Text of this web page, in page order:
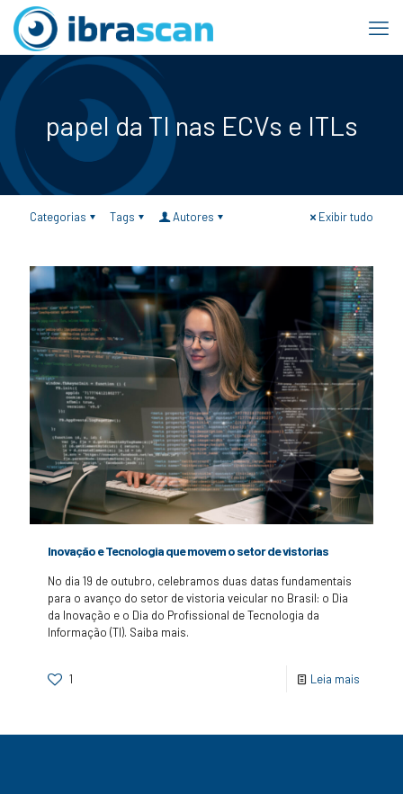
papel da TI nas ECVs e ITLs
Categorias Tags Autores Exibir tudo
Inovação e Tecnologia que movem o setor de vistorias
No dia 19 de outubro, celebramos duas datas fundamentais
para o avanço do setor de vistoria veicular no Brasil: o Dia
da Inovação e o Dia do Profissional de Tecnologia da
Informação (TI). Saiba mais.
1 Leia mais